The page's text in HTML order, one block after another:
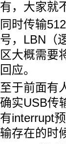
有，大家就
同时传输
号，LBN（
区大概需要
回应。
至于前面有
确实USB传
有interrupt
输存在的时